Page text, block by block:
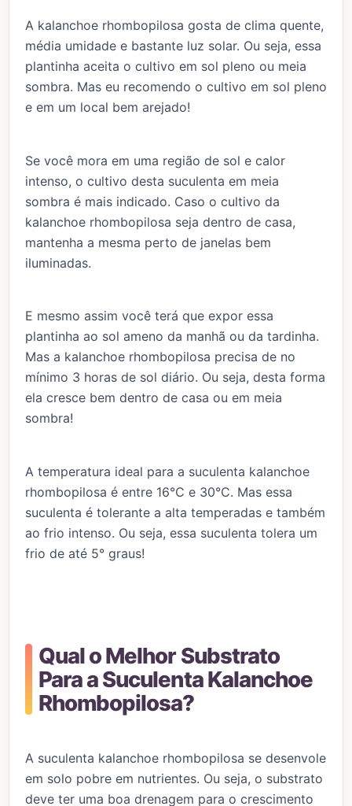
A kalanchoe rhombopilosa gosta de clima quente,
média umidade e bastante luz solar. Ou seja, essa
plantinha aceita o cultivo em sol pleno ou meia
sombra. Mas eu recomendo o cultivo em sol pleno
e em um local bem arejado!
Se você mora em uma região de sol e calor
intenso, o cultivo desta suculenta em meia
sombra é mais indicado. Caso o cultivo da
kalanchoe rhombopilosa seja dentro de casa,
mantenha a mesma perto de janelas bem
iluminadas.
E mesmo assim você terá que expor essa
plantinha ao sol ameno da manhã ou da tardinha.
Mas a kalanchoe rhombopilosa precisa de no
mínimo 3 horas de sol diário. Ou seja, desta forma
ela cresce bem dentro de casa ou em meia
sombra!
A temperatura ideal para a suculenta kalanchoe
rhombopilosa é entre 16°C e 30°C. Mas essa
suculenta é tolerante a alta temperadas e também
ao frio intenso. Ou seja, essa suculenta tolera um
frio de até 5° graus!
Qual o Melhor Substrato
Para a Suculenta Kalanchoe
Rhombopilosa?
A suculenta kalanchoe rhombopilosa se desenvole
em solo pobre em nutrientes. Ou seja, o substrato
deve ter uma boa drenagem para o crescimento